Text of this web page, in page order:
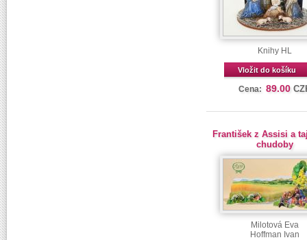
Knihy HL
Vložit do košíku
Cena: 89.00
František z Assisi a
chudoby
Milotová Eva
Hoffman Ivan